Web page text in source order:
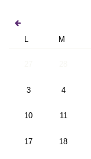
L M
3 4
10 11
17 18